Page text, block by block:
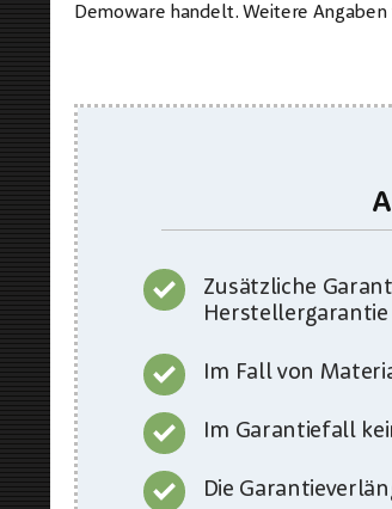
Demoware handelt. Weitere
Zusätzliche
Herstellergarantie
Im Fall von
Im Garantiefall
Die